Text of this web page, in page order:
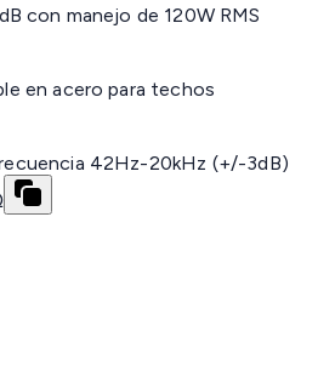
con manejo de 120W RMS
en acero para techos
42Hz-20kHz (+/-3dB)